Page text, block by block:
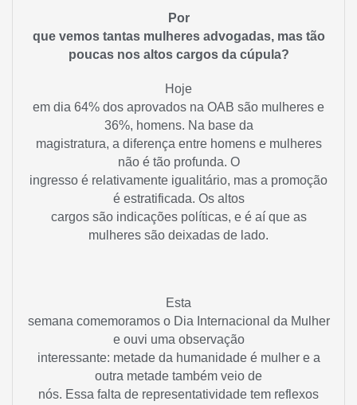
Por
que vemos tantas mulheres advogadas, mas tão
poucas nos altos cargos da cúpula?
Hoje
em dia 64% dos aprovados na OAB são mulheres e
36%, homens. Na base da
magistratura, a diferença entre homens e mulheres
não é tão profunda. O
ingresso é relativamente igualitário, mas a promoção
é estratificada. Os altos
cargos são indicações políticas, e é aí que as
mulheres são deixadas de lado.
Esta
semana comemoramos o Dia Internacional da Mulher
e ouvi uma observação
interessante: metade da humanidade é mulher e a
outra metade também veio de
nós. Essa falta de representatividade tem reflexos